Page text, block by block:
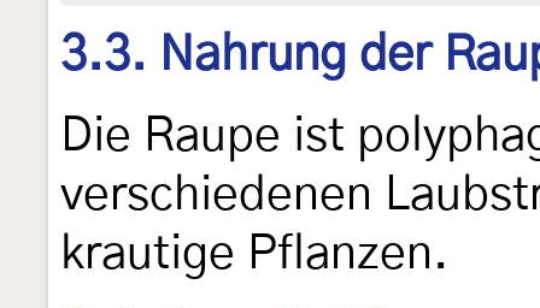
3.3. Nahrung der
Die Raupe ist
verschiedenen
krautige Pflanzen.